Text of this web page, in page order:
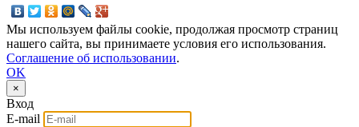
Мы используем файлы cookie, продолжая просмотр страниц
нашего сайта, вы принимаете условия его использования.
Соглашение об использовании.
OK
×
Вход
E-mail